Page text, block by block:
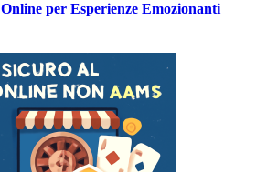
per Esperienze Emozionanti